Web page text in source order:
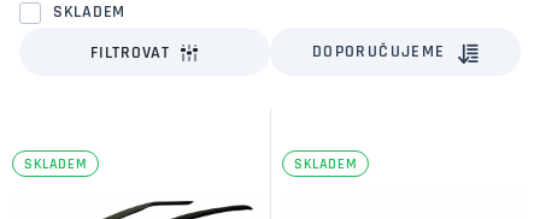
SKLADEM
FILTROVAT DOPORUČUJEME
SKLADEM SKLADEM